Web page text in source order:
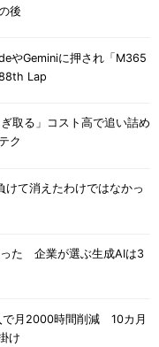
後
やGeminiに押され「M365
Lap
取る」コスト高で追い詰め
ク
て消えたわけではなかっ
った 企業が選ぶ生成AIは3
で月2000時間削減 10カ月
け